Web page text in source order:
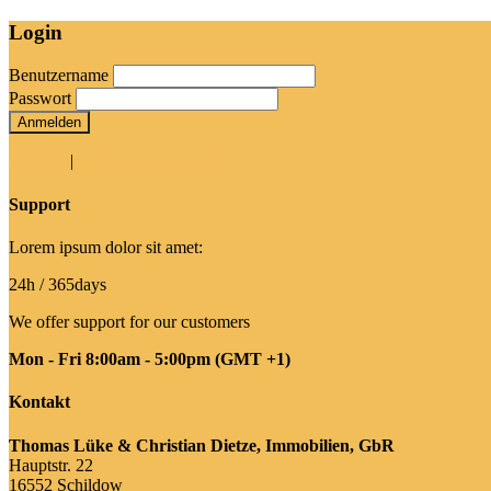
Login
Benutzername
Passwort
Anmelden
|
Support
Lorem ipsum dolor sit amet:
24h / 365days
We offer support for our customers
Mon - Fri 8:00am - 5:00pm (GMT +1)
Kontakt
Thomas Lüke & Christian Dietze, Immobilien, GbR
Hauptstr. 22
16552 Schildow